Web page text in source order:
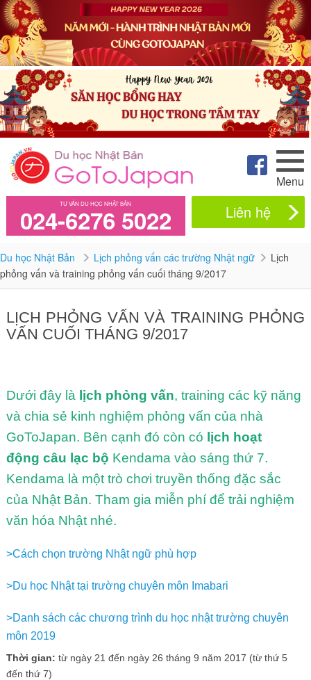
Menu
TƯ VẤN DU HỌC NHẬT BẢN
024-6276 5022 Liên hệ
Du học Nhật Bản Lịch phỏng vấn các trường Nhật ngữ
Lịch
phỏng vấn và training phỏng vấn cuối tháng 9/2017
LỊCH PHỎNG VẤN VÀ TRAINING PHỎNG
VẤN CUỐI THÁNG 9/2017
Dưới đây là lịch phỏng vấn, training các kỹ năng
và chia sẻ kinh nghiệm phỏng vấn của nhà
GoToJapan. Bên cạnh đó còn có lịch hoạt
động câu lạc bộ Kendama vào sáng thứ 7.
Kendama là một trò chơi truyền thống đặc sắc
của Nhật Bản. Tham gia miễn phí để trải nghiệm
văn hóa Nhật nhé.
>Cách chọn trường Nhật ngữ phù hợp
>Du học Nhật tại trường chuyên môn Imabari
>Danh sách các chương trình du học nhật trường chuyên
môn 2019
Thời gian: từ ngày 21 đến ngày 26 tháng 9 năm 2017 (từ thứ 5
đến thứ 7)